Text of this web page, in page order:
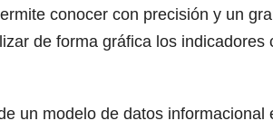
conocer con precisión y un
de forma gráfica los indicadores
un modelo de datos informacional